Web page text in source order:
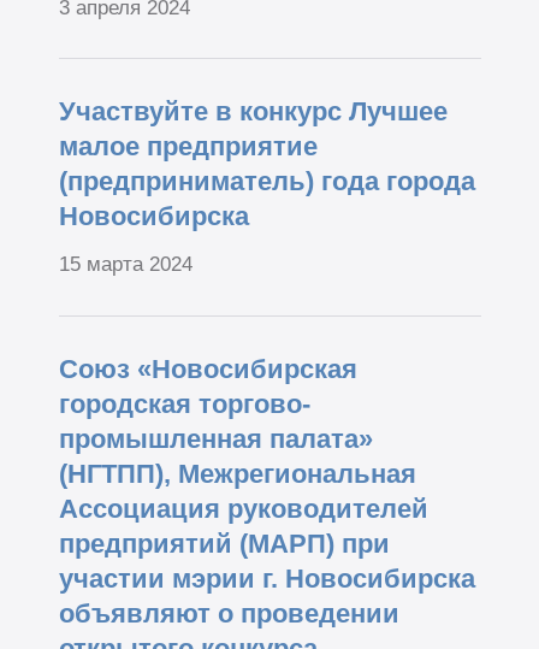
3 апреля 2024
Участвуйте в конкурс Лучшее
малое предприятие
(предприниматель) года города
Новосибирска
15 марта 2024
Союз «Новосибирская
городская торгово-
промышленная палата»
(НГТПП), Межрегиональная
Ассоциация руководителей
предприятий (МАРП) при
участии мэрии г. Новосибирска
объявляют о проведении